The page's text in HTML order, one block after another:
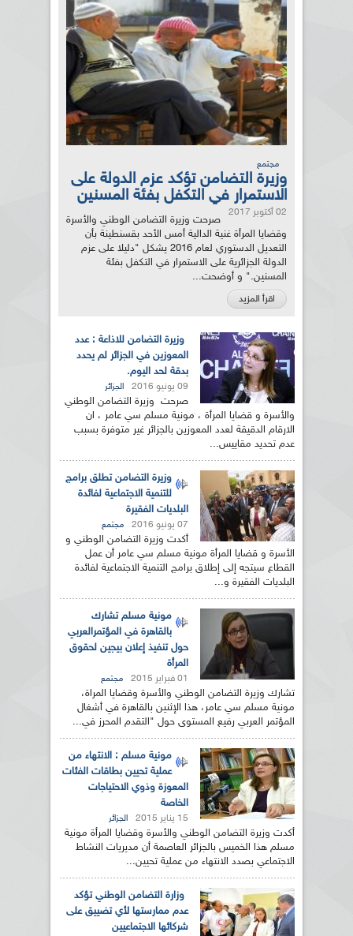
مجتمع
وزيرة التضامن تؤكد عزم الدولة على
الاستمرار في التكفل بفئة المسنين
02 أكتوبر 2017
صرحت وزيرة التضامن الوطني والأسرة
وقضايا المرأة غنية الدالية أمس الأحد بقسنطينة بأن
التعديل الدستوري لعام 2016 يشكل "دليلا على عزم
الدولة الجزائرية على الاستمرار في التكفل بفئة
المسنين." و أوضحت...
اقرأ المزيد
وزيرة التضامن للاذاعة : عدد
المعوزين في الجزائر لم يحدد
بدقة لحد اليوم.
09 يونيو 2016 الجزائر
صرحت وزيرة التضامن الوطني
والأسرة و قضايا المرأة ، مونية مسلم سي عامر ، ان
الارقام الدقيقة لعدد المعوزين بالجزائر غير متوفرة بسبب
عدم تحديد مقاييس...
وزيرة التضامن تطلق برامج
للتنمية الاجتماعية لفائدة
البلديات الفقيرة
07 يونيو 2016 مجتمع
أكدت وزيرة التضامن الوطني و
الأسرة و قضايا المرأة مونية مسلم سي عامر أن عمل
القطاع سيتجه إلى إطلاق برامج التنمية الاجتماعية لفائدة
البلديات الفقيرة و...
مونية مسلم تشارك
بالقاهرة في المؤتمرالعربي
حول تنفيذ إعلان بيجين لحقوق
المرأة
01 فبراير 2015 مجتمع
تشارك وزيرة التضامن الوطني والأسرة وقضايا المراة،
مونية مسلم سي عامر، هذا الإثنين بالقاهرة في أشغال
المؤتمر العربي رفيع المستوى حول "التقدم المحرز في...
مونية مسلم : الانتهاء من
عملية تحيين بطاقات الفئات
المعوزة وذوي الاحتياجات
الخاصة
15 يناير 2015 الجزائر
أكدت وزيرة التضامن الوطني والأسرة وقضايا المرأة مونية
مسلم هذا الخميس بالجزائر العاصمة أن مديريات النشاط
الاجتماعي بصدد الانتهاء من عملية تحيين...
وزارة التضامن الوطني تؤكد
عدم ممارستها لأي تضييق على
شركائها الاجتماعيين